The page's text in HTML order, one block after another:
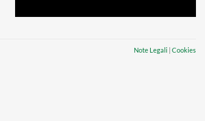
Note Legali | Cookies